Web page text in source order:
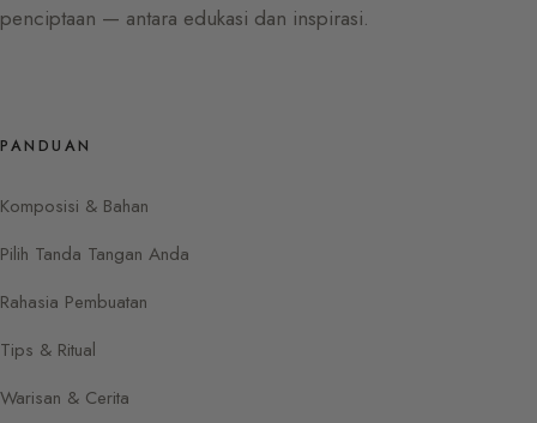
penciptaan — antara edukasi dan inspirasi.
PANDUAN
Komposisi & Bahan
Pilih Tanda Tangan Anda
Rahasia Pembuatan
Tips & Ritual
Warisan & Cerita